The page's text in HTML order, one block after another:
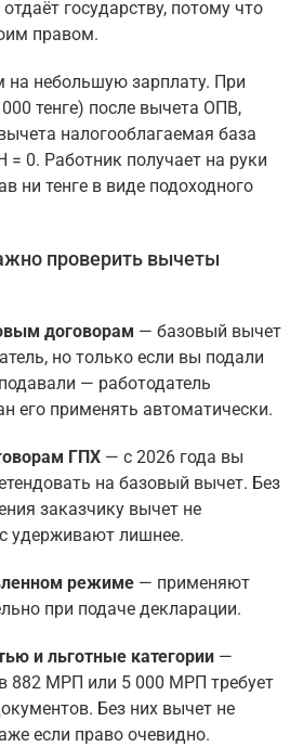
государству, потому что
правом.
на небольшую зарплату. При
тенге) после вычета ОПВ,
налогооблагаемая база
= 0. Работник получает на руки
ни тенге в виде подоходного
проверить вычеты
договорам — базовый вычет
но только если вы подали
— работодатель
его применять автоматически.
ГПХ — с 2026 года вы
на базовый вычет. Без
заказчику вычет не
удерживают лишнее.
режиме — применяют
при подаче декларации.
и льготные категории —
882 МРП или 5 000 МРП требует
Без них вычет не
если право очевидно.